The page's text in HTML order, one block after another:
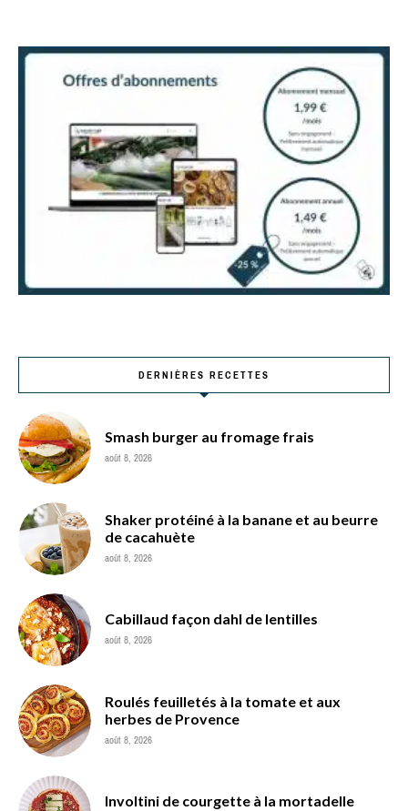
DERNIÈRES RECETTES
Smash burger au fromage frais
août 8, 2026
Shaker protéiné à la banane et au beurre
de cacahuète
août 8, 2026
Cabillaud façon dahl de lentilles
août 8, 2026
Roulés feuilletés à la tomate et aux
herbes de Provence
août 8, 2026
Involtini de courgette à la mortadelle